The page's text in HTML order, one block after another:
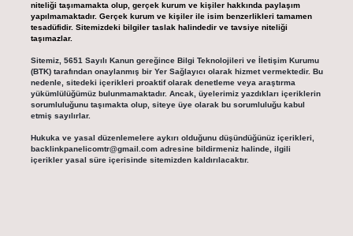
niteliği taşımamakta olup, gerçek kurum ve kişiler hakkında paylaşım
yapılmamaktadır. Gerçek kurum ve kişiler ile isim benzerlikleri tamamen
tesadüfidir. Sitemizdeki bilgiler taslak halindedir ve tavsiye niteliği
taşımazlar.
Sitemiz, 5651 Sayılı Kanun gereğince Bilgi Teknolojileri ve İletişim Kurumu
(BTK) tarafından onaylanmış bir Yer Sağlayıcı olarak hizmet vermektedir. Bu
nedenle, sitedeki içerikleri proaktif olarak denetleme veya araştırma
yükümlülüğümüz bulunmamaktadır. Ancak, üyelerimiz yazdıkları içeriklerin
sorumluluğunu taşımakta olup, siteye üye olarak bu sorumluluğu kabul
etmiş sayılırlar.
Hukuka ve yasal düzenlemelere aykırı olduğunu düşündüğünüz içerikleri,
backlinkpanelicomtr@gmail.comadresine bildirmeniz halinde, ilgili
içerikler yasal süre içerisinde sitemizden kaldırılacaktır.